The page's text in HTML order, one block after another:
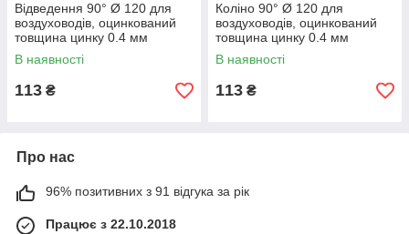
Відведення 90° Ø 120 для
воздуховодів, оцинкований
товщина цинку 0.4 мм
В наявності
113 ₴
Коліно 90° Ø 120 для
воздуховодів, оцинкований
товщина цинку 0.4 мм
В наявності
113 ₴
Про нас
96% позитивних з 91 відгука за рік
Працює з 22.10.2018